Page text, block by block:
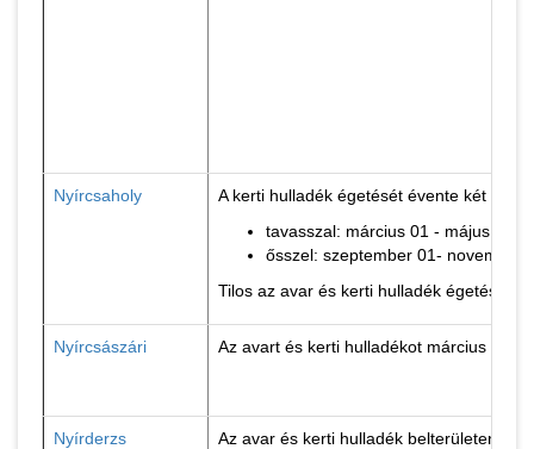
Nyírcsaholy
A kerti hulladék égetését évente két
tavasszal: március 01 - május 31
ősszel: szeptember 01- november
Tilos az avar és kerti hulladék égetése
Nyírcsászári Az avart és kerti hulladékot március 1.
Nyírderzs Az avar és kerti hulladék belterületen